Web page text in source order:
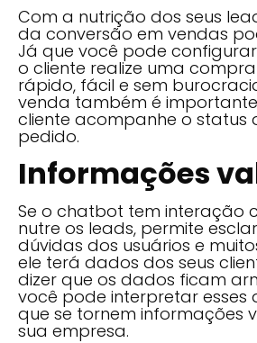
Com a nutrição dos seus
da conversão em vendas
Já que você pode
o cliente realize uma
rápido, fácil e sem
venda também é
cliente acompanhe o status
pedido.
Informações
Se o chatbot tem interação
nutre os leads, permite
dúvidas dos usuários e
ele terá dados dos seus
dizer que os dados ficam
você pode interpretar
que se tornem informações
sua empresa.